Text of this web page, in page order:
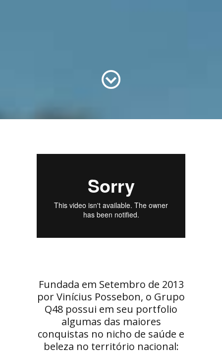
Fundada em Setembro de 2013
por Vinícius Possebon, o Grupo
Q48 possui em seu portfolio
algumas das maiores
conquistas no nicho de saúde e
beleza no território nacional: